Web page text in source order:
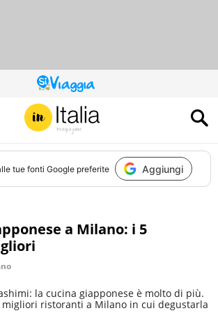
QUESTO
SITO
CONTRIBUISCE
ALL’AUDIENCE
DI
tue fonti Google preferite Aggiungi
a Milano: i 5
la cucina giapponese è molto di più.
migliori ristoranti a Milano in cui degustarla